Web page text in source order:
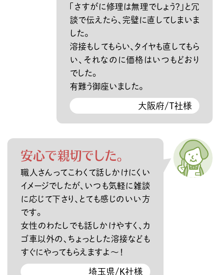
「さすがに修理は無理でしょう？」と冗
談で伝えたら、完璧に直してしまいま
した。
溶接もしてもらい、タイヤも直してもら
い、それなのに価格はいつもどおり
でした。
有難う御座いました。
大阪府/T社様
安心で親切でした。
職人さんってこわくて話しかけにくい
イメージでしたが、いつも気軽に雑談
に応じて下さり、とても感じのいい方
です。
女性のわたしでも話しかけやすく、カ
ゴ車以外の、ちょっとした溶接なども
すぐにやってもらえますよ〜！
埼玉県/K社様